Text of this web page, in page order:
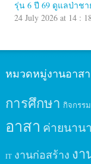
รุ่น 6 ปี 69 ดูแลป่าช
24 July 2026 at 14 :
หมวดหมู่งานอาสา
การศึกษา กิจกรร
อาสา ค่ายนาน
IT งานก่อสร้าง งา